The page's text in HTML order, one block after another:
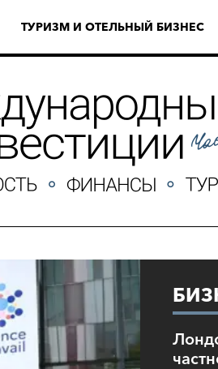
ТУРИЗМ И ОТЕЛЬНЫЙ БИЗНЕС